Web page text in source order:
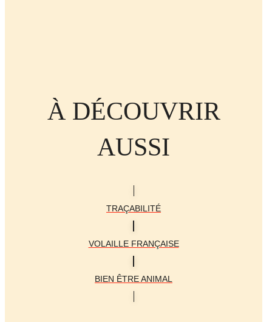
À DÉCOUVRIR
AUSSI
TRAÇABILITÉ
VOLAILLE FRANÇAISE
BIEN ÊTRE ANIMAL